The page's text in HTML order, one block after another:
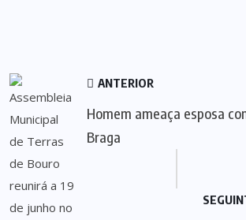
ANTERIOR
Homem ameaça esposa
Braga